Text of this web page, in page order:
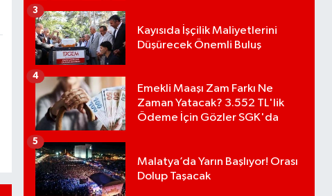
Kayısıda İşçilik Maliyetlerini
Düşürecek Önemli Buluş
3
Emekli Maaşı Zam Farkı Ne
Zaman Yatacak? 3.552 TL'lik
Ödeme İçin Gözler SGK'da
4
Malatya’da Yarın Başlıyor! Orası
Dolup Taşacak
5